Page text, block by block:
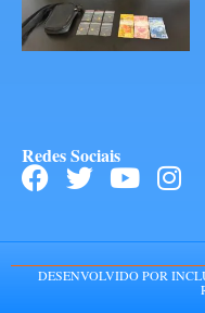
Redes Sociais
DESENVOLVIDO POR